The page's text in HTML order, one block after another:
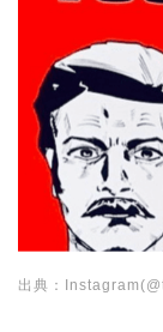
出典：